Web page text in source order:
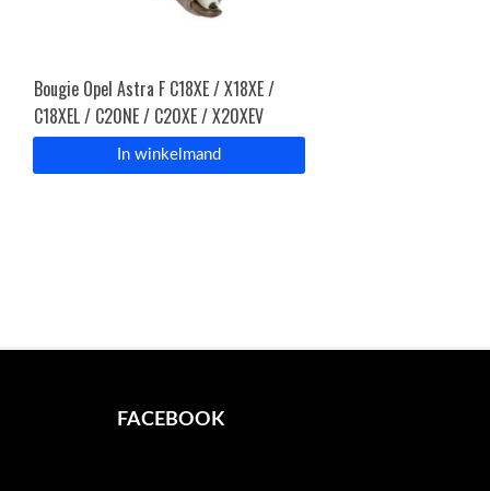
Bougie Opel Astra F C18XE / X18XE /
C18XEL / C20NE / C20XE / X20XEV
In winkelmand
FACEBOOK